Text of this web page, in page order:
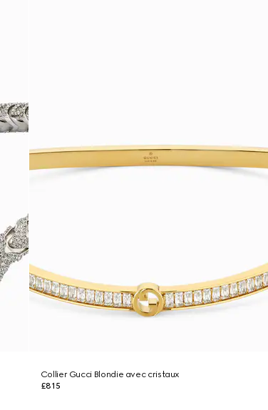
Collier Gucci Blondie avec cristaux
£815